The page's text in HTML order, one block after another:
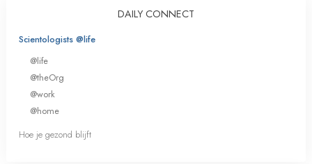
DAILY CONNECT
Scientologists @life
@life
@theOrg
@work
@home
Hoe je gezond blijft